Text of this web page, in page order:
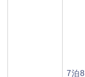
7泊8